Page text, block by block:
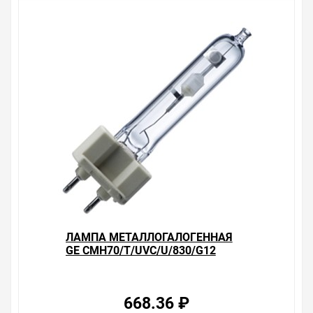
Обращаем Ваше внимание, что размещенная на
данном сайте справочная информация о товарах не
является офертой, наличие и стоимость оборудования
необходимо уточнить у менеджеров, которые с
удовольствием помогут Вам в выборе оборудования и
оформлении на него заказа.
Производитель оставляет за собой право изменять
внешний вид, технические характеристики и
комплектацию без уведомления.
Цена на Лампа металлогалогенная GE
CMH35/T/UVC/U/830/G12 (МГЛ) , у нас всегда одни из
поймете, что у нас оптимальное соотношение цены,
качества и ассортимента. Перечень товаров, которые
повышенным спросом, так и то, что в других
магазинах купить сложно. Ассортимент – это то, чему
ЛАМПА МЕТАЛЛОГАЛОГЕННАЯ
GE CMH70/T/UVC/U/830/G12
668.36 ₽